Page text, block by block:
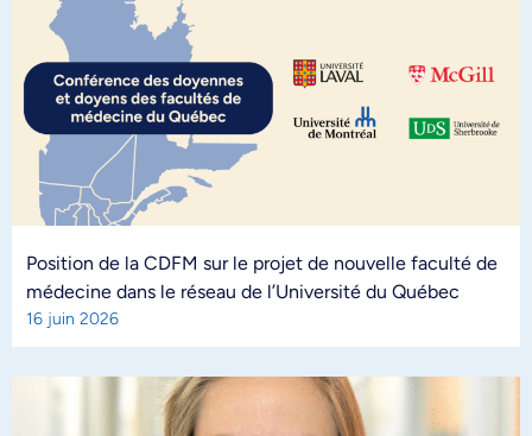
Position de la CDFM sur le projet de nouvelle faculté de
médecine dans le réseau de l’Université du Québec
16 juin 2026